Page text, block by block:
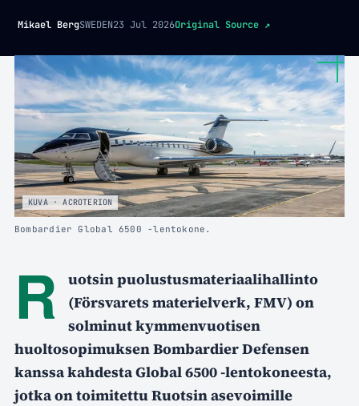
Mikael BergSWEDEN23 Jul 2026Original Source ↗
KUVA · ACROTERION
Bombardier Global 6500 -lentokone.
R
uotsin puolustusmateriaalihallinto
(Försvarets materielverk, FMV) on
solminut kymmenvuotisen
huoltosopimuksen Bombardier Defensen
kanssa kahdesta Global 6500 -lentokoneesta,
jotka on toimitettu Ruotsin asevoimille